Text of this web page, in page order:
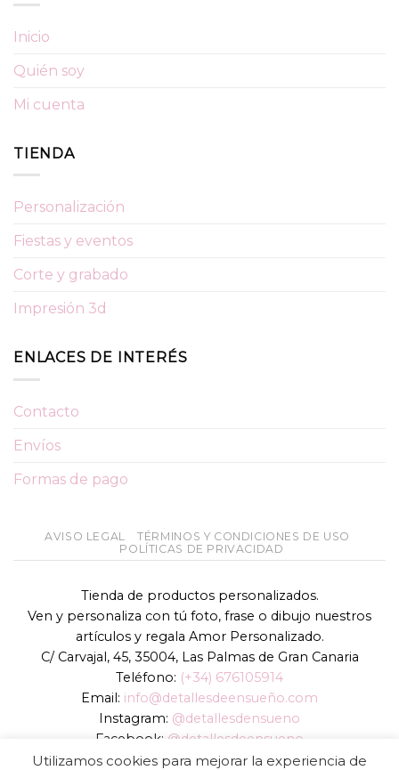
Inicio
Quién soy
Mi cuenta
TIENDA
Personalización
Fiestas y eventos
Corte y grabado
Impresión 3d
ENLACES DE INTERÉS
Contacto
Envíos
Formas de pago
AVISO LEGAL
TÉRMINOS Y CONDICIONES DE USO
POLÍTICAS DE PRIVACIDAD
Tienda de productos personalizados.
Ven y personaliza con tú foto, frase o dibujo nuestros
artículos y regala Amor Personalizado.
C/ Carvajal, 45, 35004, Las Palmas de Gran Canaria
Teléfono: (+34) 676105914
Email: info@detallesdeensueño.com
Instagram: @detallesdensueno
Facebook: @detallesdeensueno
TikTok: @detallesdensueno
Utilizamos cookies para mejorar la experiencia de